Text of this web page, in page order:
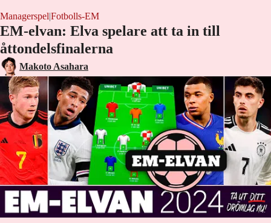
Managerspel|Fotbolls-EM
EM-elvan: Elva spelare att ta in till
åttondelsfinalerna
Makoto Asahara